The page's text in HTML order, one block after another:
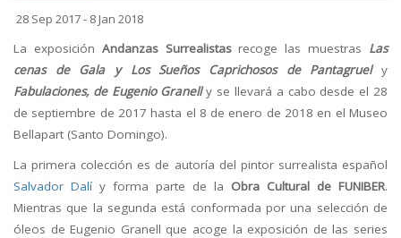
28 Sep 2017 - 8 Jan 2018
La exposición Andanzas Surrealistasrecoge las muestras Las
cenas de Gala y Los Sueños Caprichosos de Pantagruely
Fabulaciones, de Eugenio Granelly se llevará a cabo desde el 28
de septiembre de 2017 hasta el 8 de enero de 2018 en el Museo
Bellapart (Santo Domingo).
La primera colección es de autoría del pintor surrealista español
Salvador Dalíy forma parte de la Obra Cultural de FUNIBER.
Mientras que la segunda está conformada por una selección de
óleos de Eugenio Granell que acoge la exposición de las series